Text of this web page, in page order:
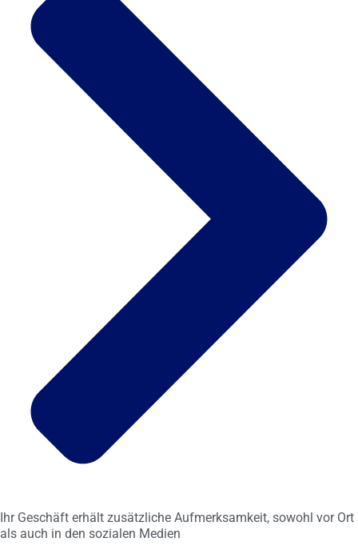
Ihr Geschäft erhält zusätzliche Aufmerksamkeit, sowohl vor Ort
als auch in den sozialen Medien